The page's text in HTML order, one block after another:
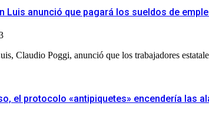
Luis anunció que pagará los sueldos de
Claudio Poggi, anunció que los trabajadores
el protocolo «antipiquetes» encendería las